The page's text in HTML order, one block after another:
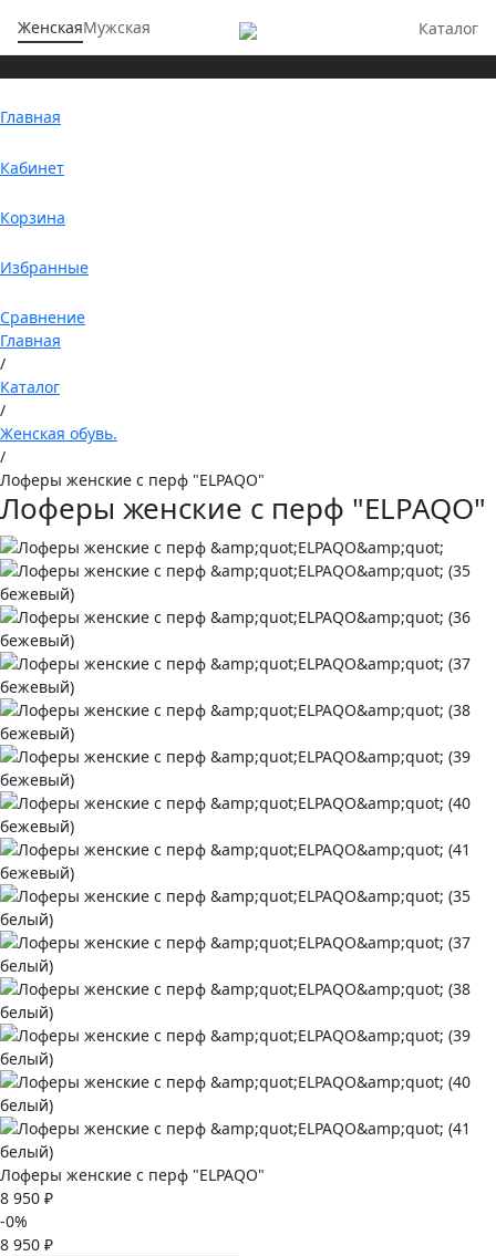
ЖенскаяМужская Каталог
Главная
Кабинет
Корзина
Избранные
Сравнение
Главная
/
Каталог
/
Женская обувь.
/
Лоферы женские с перф "ELPAQO"
Лоферы женские с перф "ELPAQO"
Лоферы женские с перф "ELPAQO"
8 950 ₽
-0%
8 950 ₽